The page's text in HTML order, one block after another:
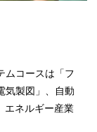
ムコースは「フ
気製図」、自動
エネルギー産業